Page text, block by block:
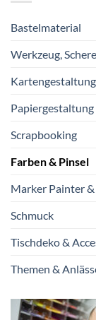
Bastelmaterial
Werkzeug,
Kartengestaltung
Papiergestaltung
Scrapbooking
Farben & Pinsel
Marker Painter
Schmuck
Tischdeko &
Themen &